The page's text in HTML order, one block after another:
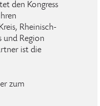
den Kongress
Rheinisch-
und Region
ist die
zum